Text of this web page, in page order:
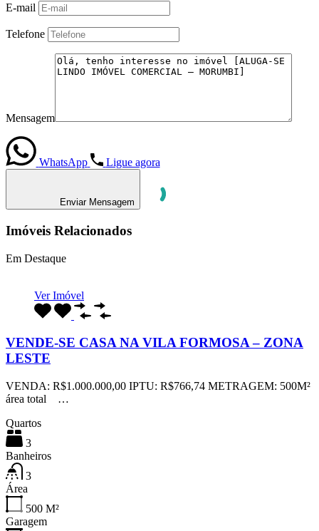
E-mail
Telefone
Mensagem
WhatsApp Ligue agora
Enviar Mensagem
Imóveis Relacionados
Em Destaque
Ver Imóvel
VENDE-SE CASA NA VILA FORMOSA – ZONA
LESTE
VENDA: R$1.000.000,00 IPTU: R$766,74 METRAGEM: 500M²
área total …
Quartos
3
Banheiros
3
Área
500 M²
Garagem